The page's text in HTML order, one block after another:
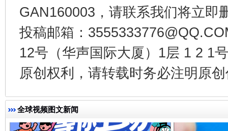
GAN160003，请联系我们将立即
投稿邮箱：
12号（华声国际大厦）1层 1 2 1
原创权利，请转载时务必注明原
全球视频图文新闻
全民健身五年计划来了！等你上场